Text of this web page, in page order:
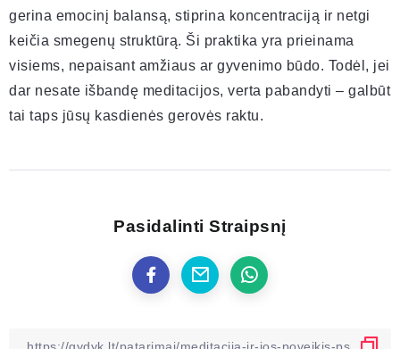
gerina emocinį balansą, stiprina koncentraciją ir netgi
keičia smegenų struktūrą. Ši praktika yra prieinama
visiems, nepaisant amžiaus ar gyvenimo būdo. Todėl, jei
dar nesate išbandę meditacijos, verta pabandyti – galbūt
tai taps jūsų kasdienės gerovės raktu.
Pasidalinti Straipsnį